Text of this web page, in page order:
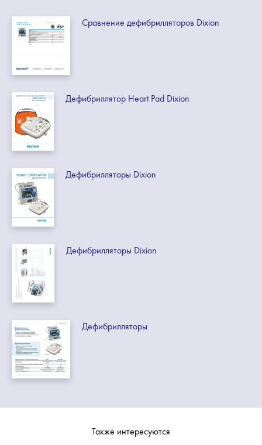
Сравнение дефибрилляторов Dixion
Дефибриллятор Heart Pad Dixion
Дефибрилляторы Dixion
Дефибрилляторы Dixion
Дефибрилляторы
Также интересуются